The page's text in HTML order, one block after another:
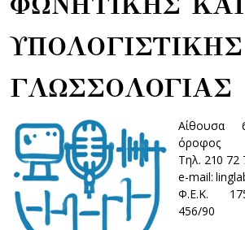
ΥΠΟΛΟΓΙΣΤΙΚΗΣ
ΓΛΩΣΣΟΛΟΓΙΑΣ
Αίθουσα
όροφος
Τηλ. 210 72
e-mail:
Φ.Ε.Κ.
456/90